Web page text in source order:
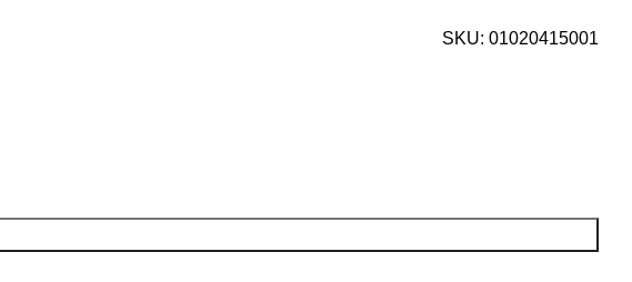
SKU:01020415001